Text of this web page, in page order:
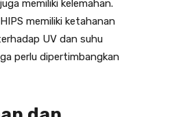
memiliki kelemahan.
memiliki ketahanan
UV dan suhu
perlu dipertimbangkan